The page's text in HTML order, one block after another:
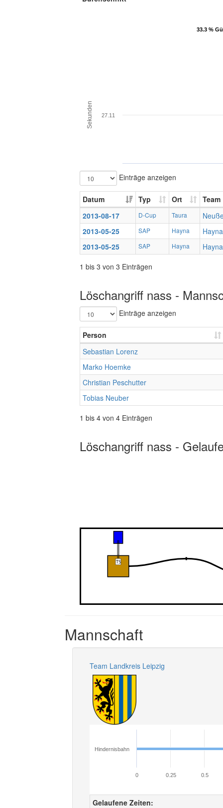
33.3 %
33.3 %
Sekunden 27.11
Einträge anzeigen
Datum Typ Ort
Team
2013-08-17
D-Cup Taura
2013-05-25
SAP Hayna
Hayna
2013-05-25
SAP Hayna
Hayna
1 bis 3 von 3 Einträgen
Löschangriff nass -
Einträge anzeigen
Person
Sebastian Lorenz
Marko Hoemke
Christian Peschutter
Tobias Neuber
1 bis 4 von 4 Einträgen
Löschangriff nass -
Mannschaft
Team Landkreis Leipzig
Hindernisbahn
0 0.25 0.5
Gelaufene Zeiten: